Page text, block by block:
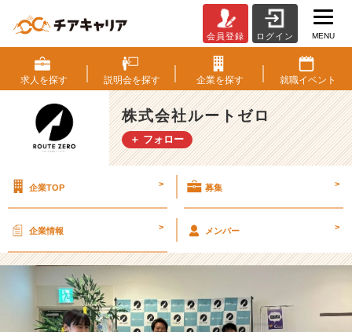
H
P
カ
ン
フ
ァ
関
0
2
に
プ
会員登録 ログイン MENU
求人を探す 説明会を探す 企業を探す 就職イベント
株式会社ルートゼロ
＋ フォロー
企業TOP > 募集 >
企業情報 > メンバー >